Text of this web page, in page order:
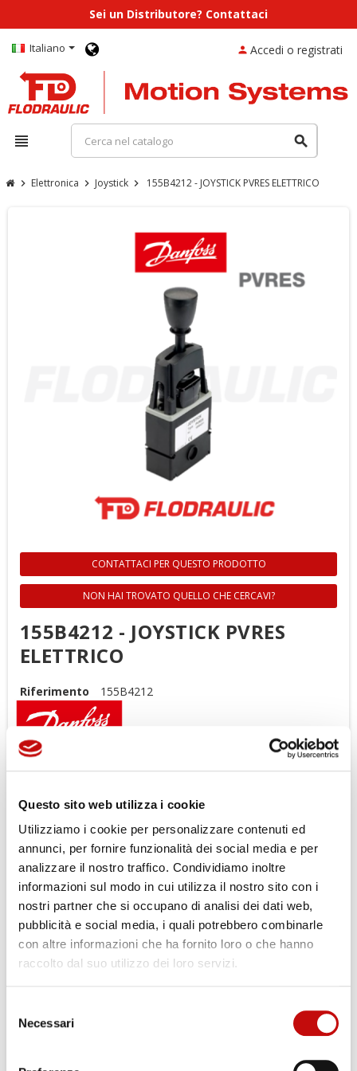
Questo sito web utilizza i cookie
Utilizziamo i cookie per personalizzare contenuti ed
annunci, per fornire funzionalità dei social media e per
analizzare il nostro traffico. Condividiamo inoltre
informazioni sul modo in cui utilizza il nostro sito con i
nostri partner che si occupano di analisi dei dati web,
pubblicità e social media, i quali potrebbero combinarle
con altre informazioni che ha fornito loro o che hanno
raccolto dal suo utilizzo dei loro servizi.
delNecessari
Crea lista dei desideri
Sei un Distributore? Contattaci
Italiano
view_headline search
person Accedi o registrati
chevron_right Elettronica chevron_right Joystick chevron_right 155B4212 - JOYSTICK PVRES ELETTRICO
CONTATTACI PER QUESTO PRODOTTO
NON HAI TROVATO QUELLO CHE CERCAVI?
155B4212 - JOYSTICK PVRES
ELETTRICO
Riferimento 155B4212
I Joystick della serie PVRES sono caratterizzati da:
piccole dimensioni
basso peso
regolazione del flusso integrata
accessori come arresto di emergenza e lampade
Per ulteriori informazioni scarica il DataSheet
presente nella scheda prodotto.
Per completare il tuo acquistoRegistrati